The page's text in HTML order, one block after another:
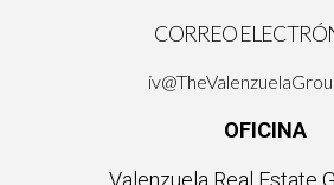
CORREO
OFICINA
Valenzuela Real Estate